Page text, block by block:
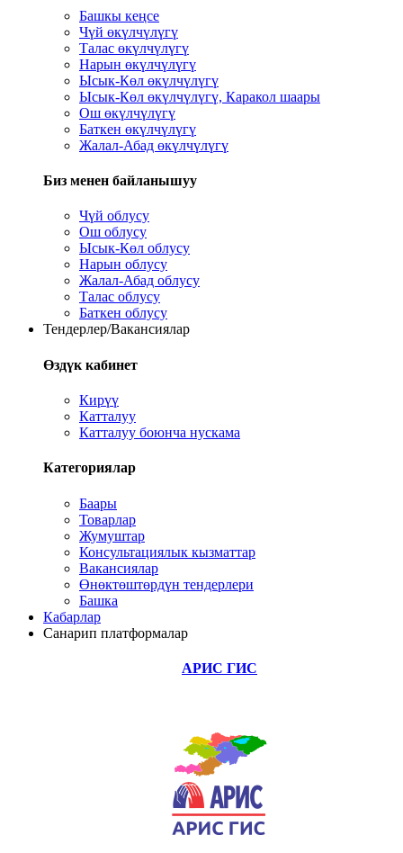
Башкы кеңсе
Чүй өкүлчүлүгү
Талас өкүлчүлүгү
Нарын өкүлчүлүгү
Ысык-Көл өкүлчүлүгү
Ысык-Көл өкүлчүлүгү, Каракол шаары
Ош өкүлчүлүгү
Баткен өкүлчүлүгү
Жалал-Абад өкүлчүлүгү
Биз менен байланышуу
Чүй облусу
Ош облусу
Ысык-Көл облусу
Нарын облусу
Жалал-Абад облусу
Талас облусу
Баткен облусу
Тендерлер/Вакансиялар
Өздүк кабинет
Кирүү
Катталуу
Катталуу боюнча нускама
Категориялар
Баары
Товарлар
Жумуштар
Консультациялык кызматтар
Вакансиялар
Өнөктөштөрдүн тендерлери
Башка
Кабарлар
Санарип платформалар
АРИС ГИС